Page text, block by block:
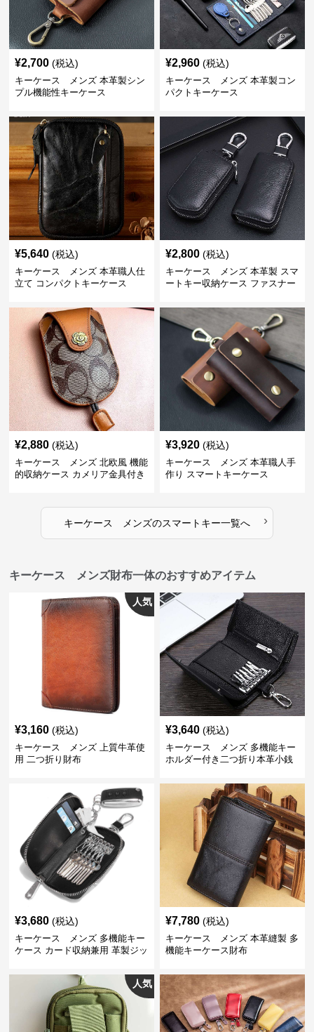
¥2,700 (税込)
キーケース メンズ 本革製シン
プル機能性キーケース
¥2,960 (税込)
キーケース メンズ 本革製コン
パクトキーケース
¥5,640 (税込)
キーケース メンズ 本革職人仕
立て コンパクトキーケース
¥2,800 (税込)
キーケース メンズ 本革製 スマ
ートキー収納ケース ファスナー
¥2,880 (税込)
キーケース メンズ 北欧風 機能
的収納ケース カメリア金具付き
¥3,920 (税込)
キーケース メンズ 本革職人手
作り スマートキーケース
キーケース メンズのスマートキー一覧へ ›
キーケース メンズ財布一体のおすすめアイテム
人気
¥3,160 (税込)
キーケース メンズ 上質牛革使
用 二つ折り財布
¥3,640 (税込)
キーケース メンズ 多機能キー
ホルダー付き二つ折り本革小銭
¥3,680 (税込)
キーケース メンズ 多機能キー
ケース カード収納兼用 革製ジッ
¥7,780 (税込)
キーケース メンズ 本革縫製 多
機能キーケース財布
人気